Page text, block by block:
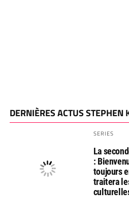
DERNIÈRES ACTUS STEPHEN
SERIES
La
:
toujours
traitera